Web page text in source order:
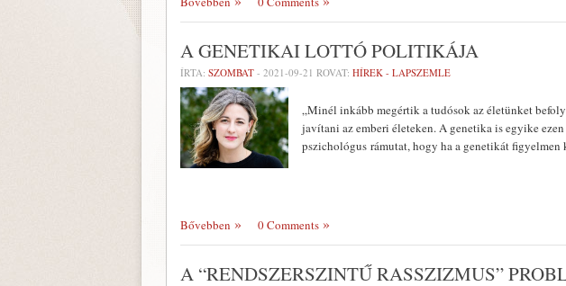
A GENETIKAI LOTTÓ POLITIKÁJA
ÍRTA: SZOMBAT - 2021-09-21 ROVAT: HÍREK - LAPSZEMLE
„Minél inkább megértik a tudósok az életünket
javítani az emberi életeken. A genetika is egyike
pszichológus rámutat, hogy ha a genetikát
Bővebben 0 Comments
A “RENDSZERSZINTŰ RASSZIZMUS”